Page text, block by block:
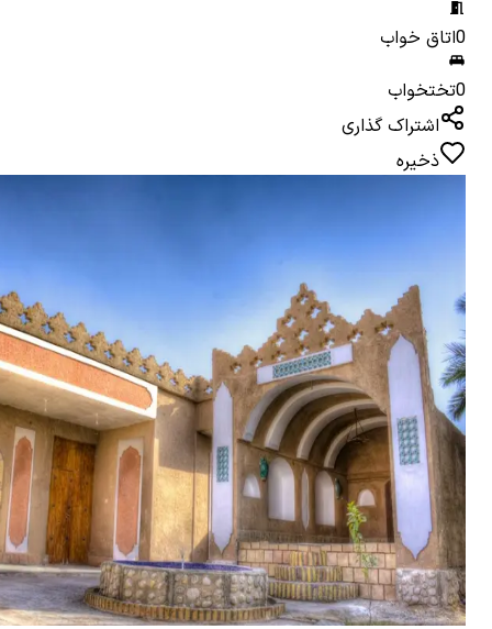
0اتاق خواب
0تختخواب
اشتراک گذاری
ذخیره